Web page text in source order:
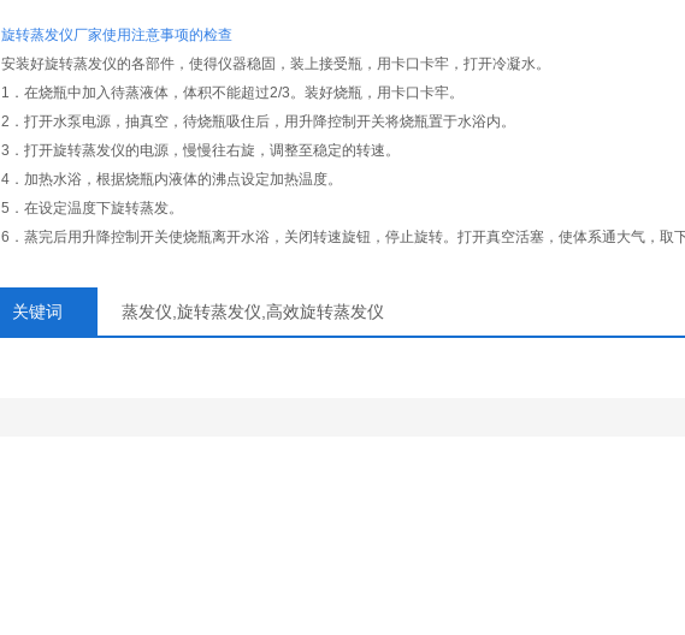
旋转蒸发仪厂家使用注意事项的检查
安装好旋转蒸发仪的各部件，使得仪器稳固，装上接受瓶，用卡口卡牢，打开冷凝水。
1．在烧瓶中加入待蒸液体，体积不能超过2/3。装好烧瓶，用卡口卡牢。
2．打开水泵电源，抽真空，待烧瓶吸住后，用升降控制开关将烧瓶置于水浴内。
3．打开旋转蒸发仪的电源，慢慢往右旋，调整至稳定的转速。
4．加热水浴，根据烧瓶内液体的沸点设定加热温度。
5．在设定温度下旋转蒸发。
6．蒸完后用升降控制开关使烧瓶离开水浴，关闭转速旋钮，停止旋转。打开真空活塞，使体系通大气，
关键词 蒸发仪,旋转蒸发仪,高效旋转蒸发仪